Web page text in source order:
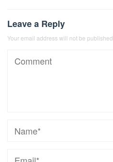
Leave a Reply
Your email address will not be published.